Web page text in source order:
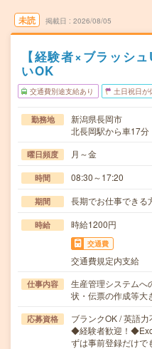
未読 掲載日 2026/08/05
【経験者×ブラッシ
いOK
交通費別途支給あり 土日祝日が
勤務地
新潟県長岡市
北長岡駅から車17分
曜日頻度 月～金
時間 08:30～17:20
期間 長期でお仕事できる
時給 時給1200円
交通費
交通費規定内支給
仕事内容
生産管理システムへ
状・伝票の作成等
応募資格
ブランクOK / 英語力
◆経験者歓迎！
ずは事前登録だけ